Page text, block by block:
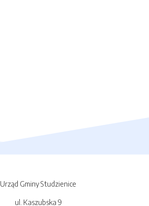
Urząd Gminy Studzienice
ul. Kaszubska 9